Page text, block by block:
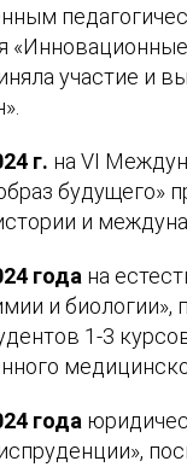
участие и
г. на VI
будущего»
и
года на
и биологии»,
1-3
года